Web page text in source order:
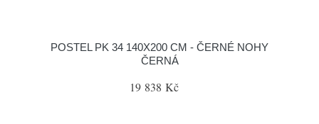
POSTEL PK 34 140X200 CM - ČERNÉ NOHY
ČERNÁ
19 838 Kč